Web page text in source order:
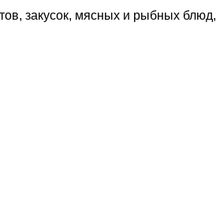
закусок, мясных и рыбных